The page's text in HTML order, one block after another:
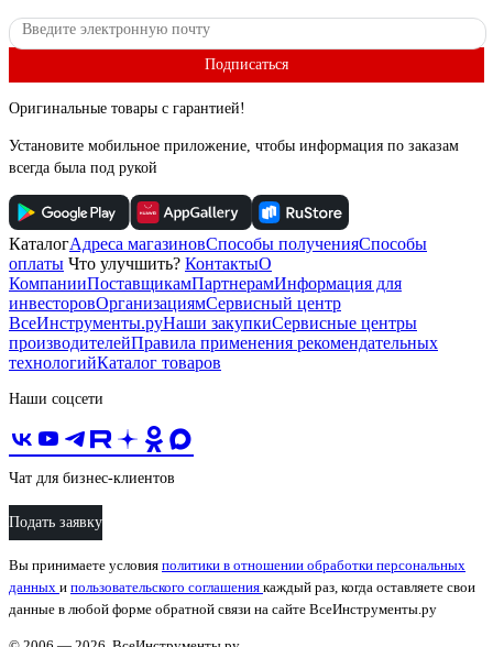
Подписаться
Оригинальные товары с гарантией!
Установите мобильное приложение, чтобы информация по заказам
всегда была под рукой
КаталогАдреса магазиновСпособы полученияСпособы
оплаты Что улучшить? КонтактыО
КомпанииПоставщикамПартнерамИнформация для
инвесторовОрганизациямСервисный центр
ВсеИнструменты.руНаши закупкиСервисные центры
производителейПравила применения рекомендательных
технологийКаталог товаров
Наши соцсети
Чат для бизнес-клиентов
Подать заявку
Вы принимаете условия политики в отношении обработки персональных
данных и пользовательского соглашения каждый раз, когда оставляете свои
данные в любой форме обратной связи на сайте ВсеИнструменты.ру